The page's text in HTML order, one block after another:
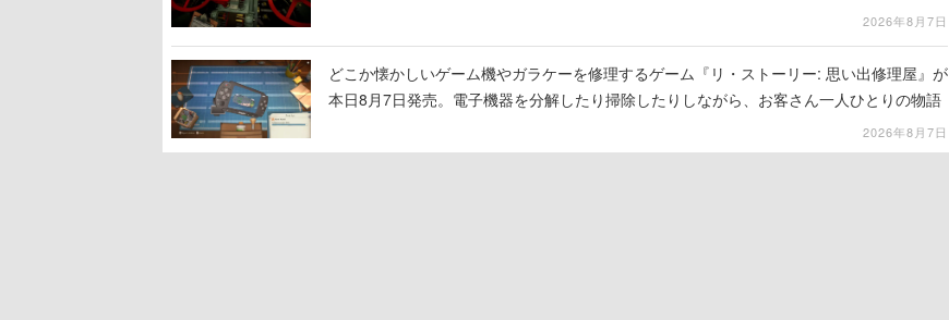
2026年8月7日
どこか懐かしいゲーム機やガラケーを修理するゲーム『リ・ストーリー: 思い出修理屋』が
本日8月7日発売。電子機器を分解したり掃除したりしながら、お客さん一人ひとりの物語
2026年8月7日